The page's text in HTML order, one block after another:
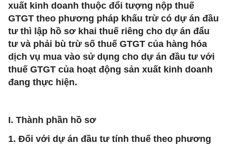
xuất kinh doanh thuộc đổi tượng nộp thuế
GTGT theo phương pháp khấu trừ có dự án đầu
tư thì lập hồ sơ khai thuế riêng cho dự án đẩu
tư và phải bù trừ số thuế GTGT của hàng hóa
dịch vụ mua vào sử dụng cho dự án đầu tư với
thuế GTGT của hoạt động sản xuất kinh doanh
đang thực hiện.
I. Thành phần hồ sơ
1. Đối với dự án đầu tư tính thuế theo phương